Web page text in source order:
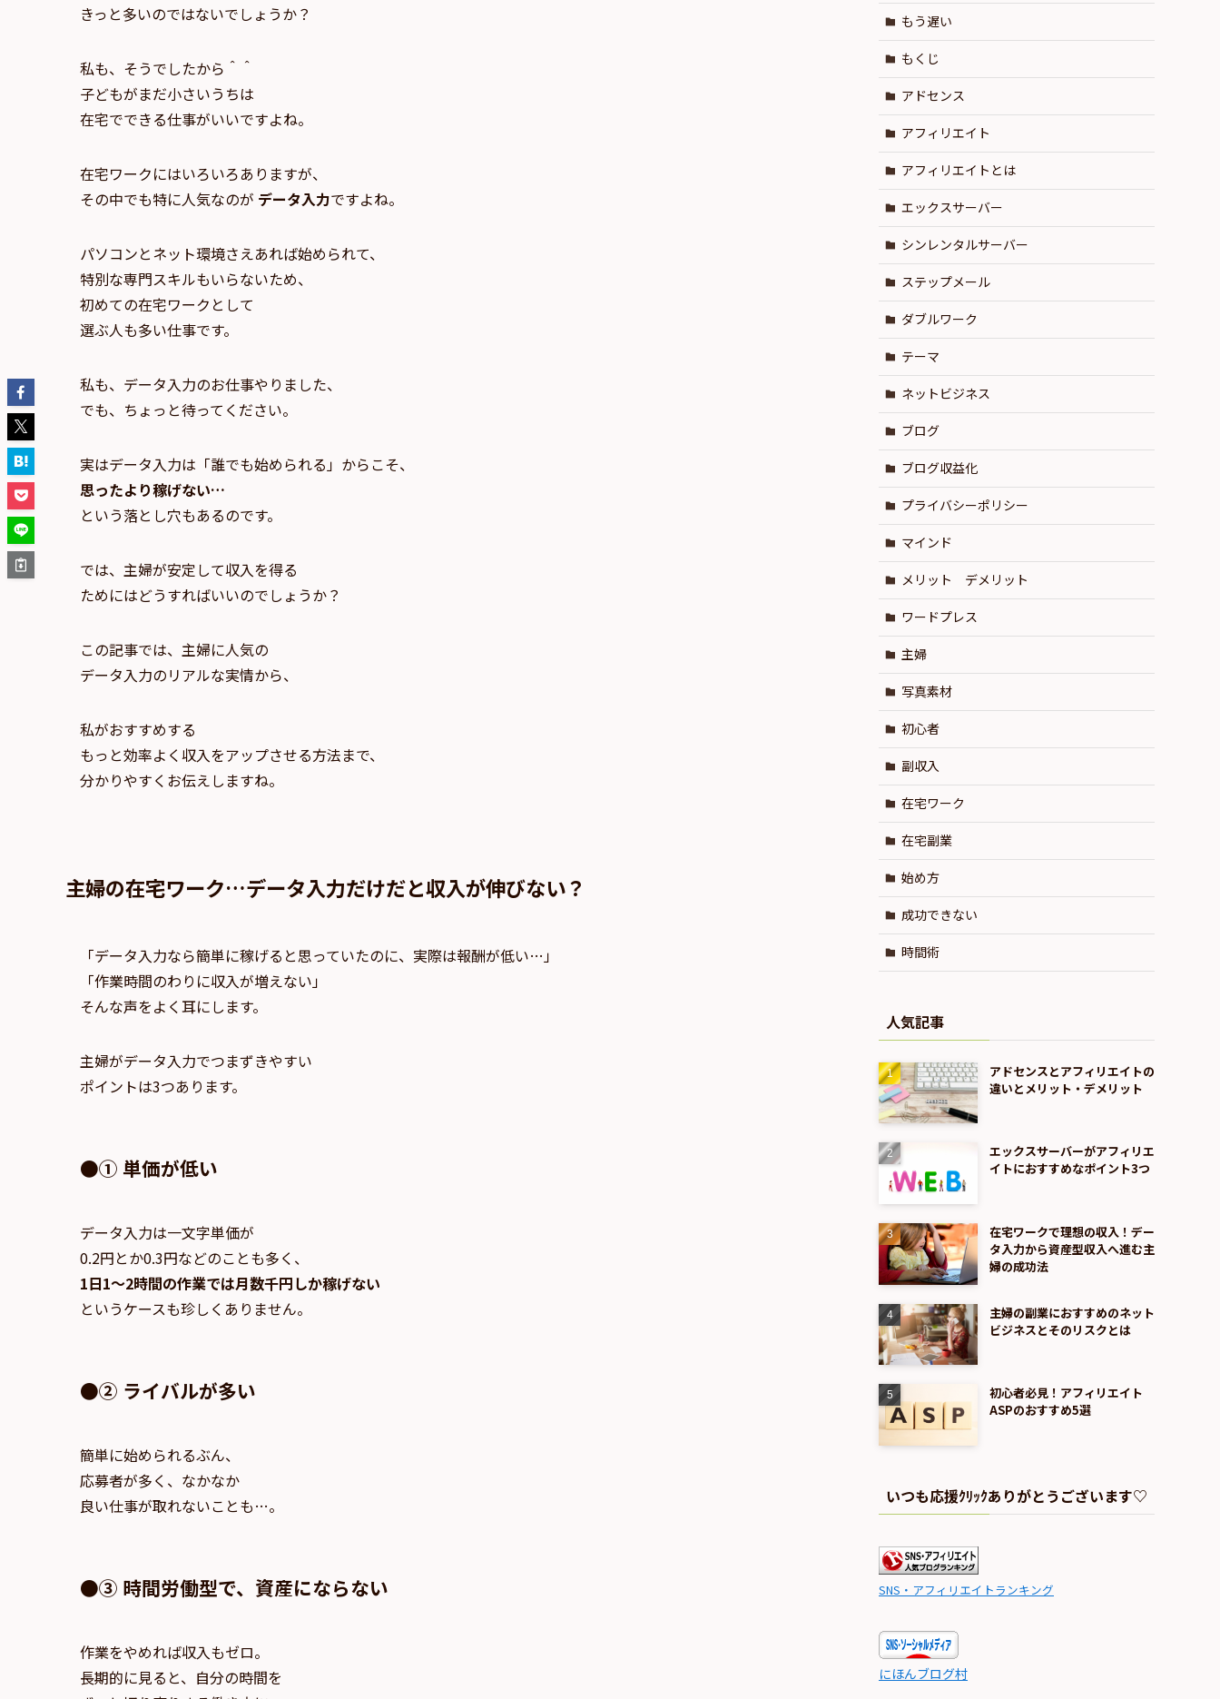
きっと多いのではないでしょうか？
私も、そうでしたから＾＾
子どもがまだ小さいうちは
在宅でできる仕事がいいですよね。
在宅ワークにはいろいろありますが、
その中でも特に人気なのが データ入力ですよね。
パソコンとネット環境さえあれば始められて、
特別な専門スキルもいらないため、
初めての在宅ワークとして
選ぶ人も多い仕事です。
私も、データ入力のお仕事やりました、
でも、ちょっと待ってください。
実はデータ入力は「誰でも始められる」からこそ、
思ったより稼げない…
という落とし穴もあるのです。
では、主婦が安定して収入を得る
ためにはどうすればいいのでしょうか？
この記事では、主婦に人気の
データ入力のリアルな実情から、
私がおすすめする
もっと効率よく収入をアップさせる方法まで、
分かりやすくお伝えしますね。
主婦の在宅ワーク…データ入力だけだと収入が伸びない？
「データ入力なら簡単に稼げると思っていたのに、実際は報酬が低い…」
「作業時間のわりに収入が増えない」
そんな声をよく耳にします。
主婦がデータ入力でつまずきやすい
ポイントは3つあります。
●① 単価が低い
データ入力は一文字単価が
0.2円とか0.3円などのことも多く、
1日1〜2時間の作業では月数千円しか稼げない
というケースも珍しくありません。
●② ライバルが多い
簡単に始められるぶん、
応募者が多く、なかなか
良い仕事が取れないことも…。
●③ 時間労働型で、資産にならない
作業をやめれば収入もゼロ。
長期的に見ると、自分の時間を
もう遅い
もくじ
アドセンス
アフィリエイト
アフィリエイトとは
エックスサーバー
シンレンタルサーバー
ステップメール
ダブルワーク
テーマ
ネットビジネス
ブログ
ブログ収益化
プライバシーポリシー
マインド
メリット デメリット
ワードプレス
主婦
写真素材
初心者
副収入
在宅ワーク
在宅副業
始め方
成功できない
時間術
人気記事
アドセンスとアフィリエイトの
違いとメリット・デメリット
エックスサーバーがアフィリエ
イトにおすすめなポイント3つ
在宅ワークで理想の収入！デー
タ入力から資産型収入へ進む主
婦の成功法
主婦の副業におすすめのネット
ビジネスとそのリスクとは
初心者必見！アフィリエイト
ASPのおすすめ5選
いつも応援ｸﾘｯｸありがとうございます♡
SNS・アフィリエイトランキング
にほんブログ村